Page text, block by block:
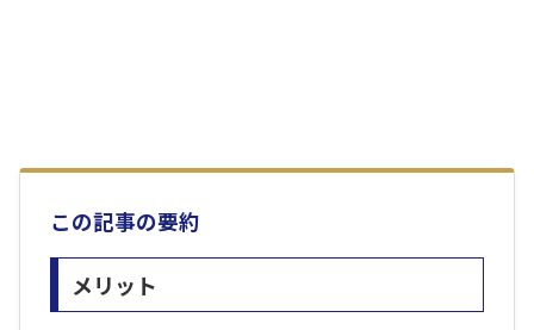
この記事の要約
メリット